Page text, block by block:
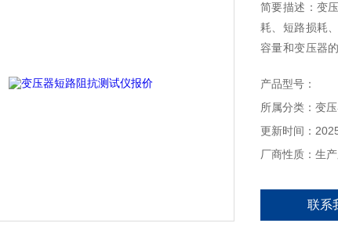
简要描述：变
耗、短路损耗
容量和变压器
彩色触摸操作
电压、短路损
产品型号：
所属分类：变
更新时间：
厂商性质：生
联系